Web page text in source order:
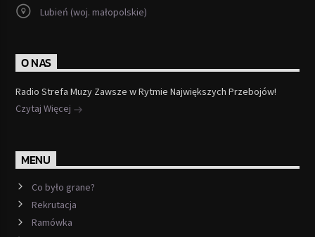
Lubień (woj. małopolskie)
O NAS
Radio Strefa Muzy Zawsze w Rytmie Największych Przebojów!
Czytaj Więcej
MENU
Co było grane?
Rekrutacja
Ramówka